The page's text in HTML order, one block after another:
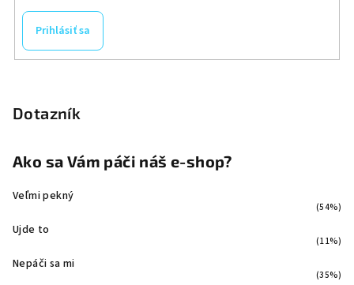
Prihlásiť sa
Dotazník
Ako sa Vám páči náš e-shop?
Veľmi pekný
(54%)
Ujde to
(11%)
Nepáči sa mi
(35%)